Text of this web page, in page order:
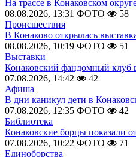
На трассе в Конаковском
08.08.2026, 13:31 ФОТО
58
Происшествия
В Конаково открылась
08.08.2026, 10:19 ФОТО
51
Выставки
Конаковский фандомный клуб
07.08.2026, 14:42
42
Афиша
В дни каникул дети в
07.08.2026, 12:35 ФОТО
42
Библиотека
Конаковские борцы показали
07.08.2026, 10:22 ФОТО
71
Единоборства